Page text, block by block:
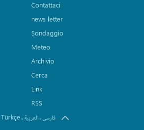
Contattaci
news letter
Sondaggio
Meteo
Archivio
Cerca
Link
RSS
Türkçe. العربیة.فارسی